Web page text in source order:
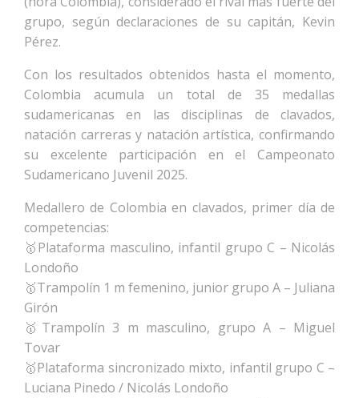
grupo, según declaraciones de su capitán, Kevin
Pérez.
Con los resultados obtenidos hasta el momento,
Colombia acumula un total de 35 medallas
sudamericanas en las disciplinas de clavados,
natación carreras y natación artística, confirmando
su excelente participación en el Campeonato
Sudamericano Juvenil 2025.
Medallero de Colombia en clavados, primer día de
competencias:
🥇Plataforma masculino, infantil grupo C – Nicolás
Londoño
🥇Trampolín 1 m femenino, junior grupo A – Juliana
Girón
🥇Trampolín 3 m masculino, grupo A – Miguel
Tovar
🥇Plataforma sincronizado mixto, infantil grupo C –
Luciana Pinedo / Nicolás Londoño